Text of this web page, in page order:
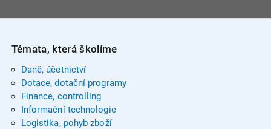
Témata, která školíme
Daně, účetnictví
Dotace, dotační programy
Finance, controlling
Informační technologie
Logistika, pohyb zboží